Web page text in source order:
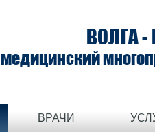
ВОЛГА -
медицинский
ВРАЧИ